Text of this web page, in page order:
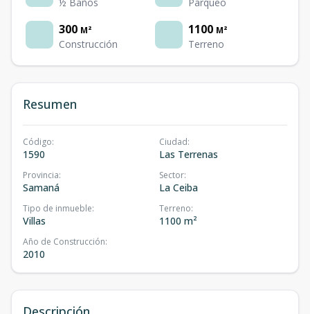
300 M²
Construcción
1100 M²
Terreno
Resumen
Código:
1590
Ciudad:
Las Terrenas
Provincia:
Samaná
Sector:
La Ceiba
Tipo de inmueble:
Villas
Terreno:
1100 m²
Año de Construcción:
2010